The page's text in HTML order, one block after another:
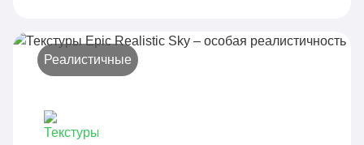
Реалистичные